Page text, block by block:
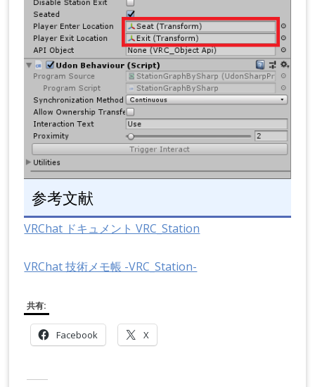
参考文献
VRChat ドキュメント VRC_Station
VRChat 技術メモ帳 -VRC_Station-
共有:
Facebook X